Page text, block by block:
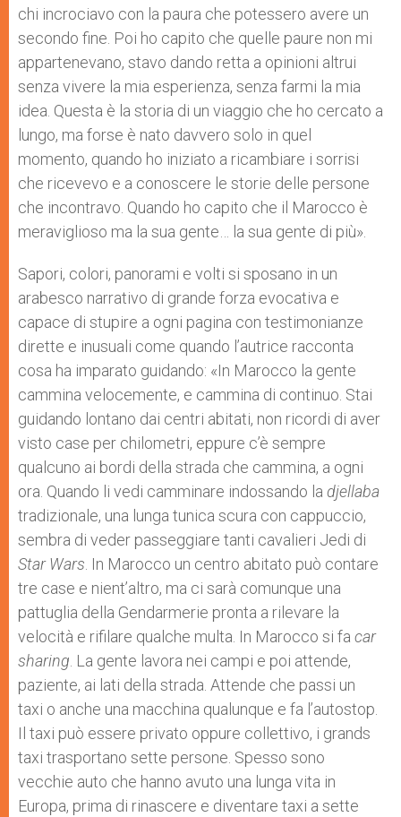
chi incrociavo con la paura che potessero avere un
secondo fine. Poi ho capito che quelle paure non mi
appartenevano, stavo dando retta a opinioni altrui
senza vivere la mia esperienza, senza farmi la mia
idea. Questa è la storia di un viaggio che ho cercato a
lungo, ma forse è nato davvero solo in quel
momento, quando ho iniziato a ricambiare i sorrisi
che ricevevo e a conoscere le storie delle persone
che incontravo. Quando ho capito che il Marocco è
meraviglioso ma la sua gente… la sua gente di più».
Sapori, colori, panorami e volti si sposano in un
arabesco narrativo di grande forza evocativa e
capace di stupire a ogni pagina con testimonianze
dirette e inusuali come quando l’autrice racconta
cosa ha imparato guidando: «In Marocco la gente
cammina velocemente, e cammina di continuo. Stai
guidando lontano dai centri abitati, non ricordi di aver
visto case per chilometri, eppure c’è sempre
qualcuno ai bordi della strada che cammina, a ogni
ora. Quando li vedi camminare indossando la djellaba
tradizionale, una lunga tunica scura con cappuccio,
sembra di veder passeggiare tanti cavalieri Jedi di
Star Wars. In Marocco un centro abitato può contare
tre case e nient’altro, ma ci sarà comunque una
pattuglia della Gendarmerie pronta a rilevare la
velocità e rifilare qualche multa. In Marocco si fa car
sharing. La gente lavora nei campi e poi attende,
paziente, ai lati della strada. Attende che passi un
taxi o anche una macchina qualunque e fa l’autostop.
Il taxi può essere privato oppure collettivo, i grands
taxi trasportano sette persone. Spesso sono
vecchie auto che hanno avuto una lunga vita in
Europa, prima di rinascere e diventare taxi a sette